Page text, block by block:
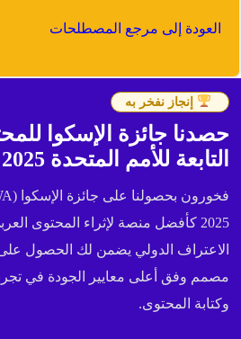
العودة إلى مرجع المصطلحات
إنجاز نفخر به
حصدنا جائزة الإسكوا
التابعة للأمم المتحدة 2025
2025 كأفضل منصة لإثراء المحتوى
الاعتراف الدولي يضمن لك الحصول
مصمم وفق أعلى معايير الجودة في
وكتابة المحتوى.